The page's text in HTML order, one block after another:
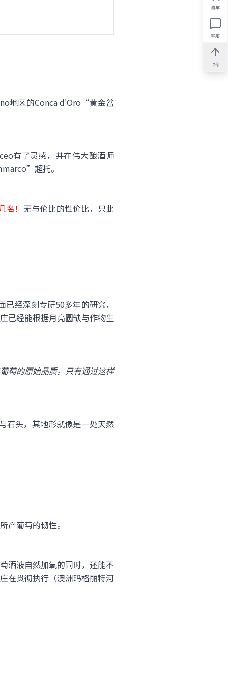
地区的Conca d'Oro“黄金盆
有了灵感，并在伟大酿酒师
超托。
！ 无与伦比的性价比，只此
经深刻专研50多年的研究，
已经能根据月亮圆缺与作物生
萄的原始品质。只有通过这样
石头，其地形就像是一处天然
产葡萄的韧性。
酒液自然加氧的同时，还能不
在贯彻执行（澳洲玛格丽特河
购车
客服
顶部